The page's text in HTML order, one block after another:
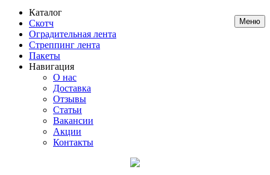
Меню
Каталог
Скотч
Оградительная лента
Стреппинг лента
Пакеты
Навигация
О нас
Доставка
Отзывы
Статьи
Вакансии
Акции
Контакты